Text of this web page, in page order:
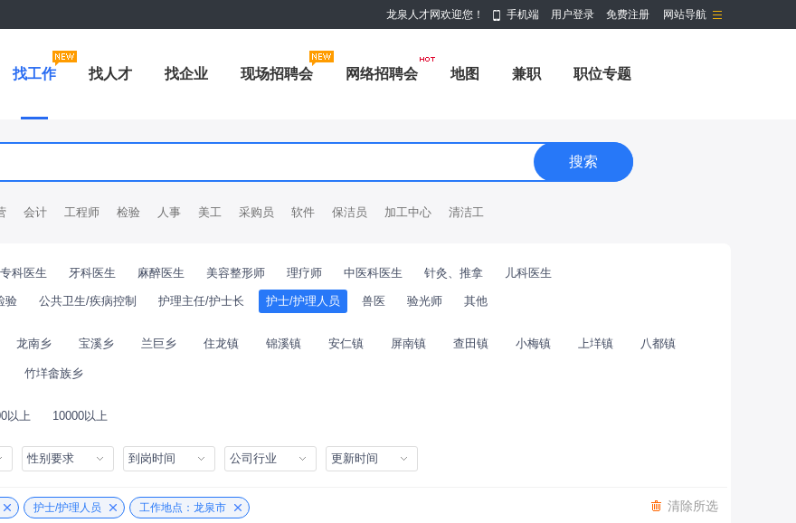
网站导航
龙泉人才网欢迎您！ 手机端 用户登录 免费注册
找工作 找人才 找企业 现场招聘会 网络招聘会 地图 兼职 职位专题
会计 工程师 检验 人事 美工 采购员 软件 保洁员 加工中心 清洁工
专科医生 牙科医生 麻醉医生 美容整形师 理疗师 中医科医生 针灸、推拿 儿科医生
验 公共卫生/疾病控制 护理主任/护士长 护士/护理人员 兽医 验光师 其他
龙南乡 宝溪乡 兰巨乡 住龙镇 锦溪镇 安仁镇 屏南镇 查田镇 小梅镇 上垟镇 八都镇
竹垟畲族乡
以上 10000以上
性别要求 到岗时间 公司行业 更新时间
清除所选
护士/护理人员 工作地点：龙泉市